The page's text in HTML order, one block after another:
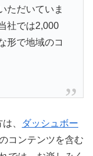
ただいていま
社では2,000
形で地域のコ
、
ダッシュボー
コンテンツを含む